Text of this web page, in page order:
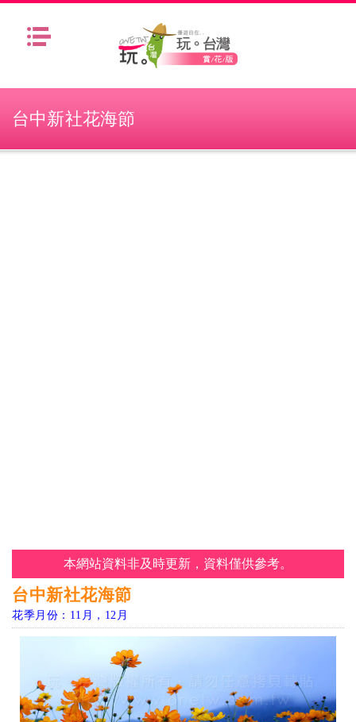
台中新社花海節
本網站資料非及時更新，資料僅供參考。
台中新社花海節
花季月份：11月，12月